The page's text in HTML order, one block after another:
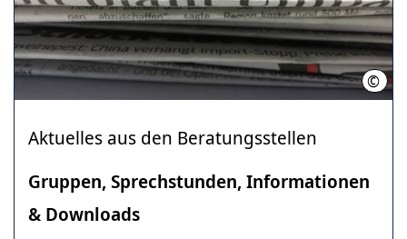
©
Aktuelles aus den Beratungsstellen
Gruppen, Sprechstunden, Informationen
& Downloads